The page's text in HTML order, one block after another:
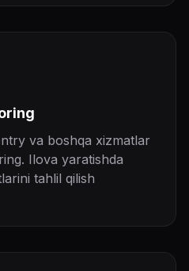
va boshqa xizmatlar
Ilova yaratishda
tahlil qilish